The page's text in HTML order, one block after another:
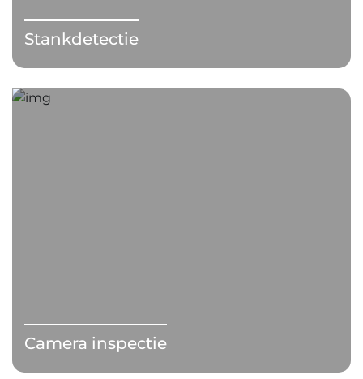
Stankdetectie
Camera inspectie